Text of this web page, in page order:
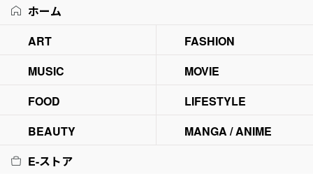
ホーム
ART
FASHION
MUSIC
MOVIE
FOOD
LIFESTYLE
BEAUTY
MANGA / ANIME
E-ストア